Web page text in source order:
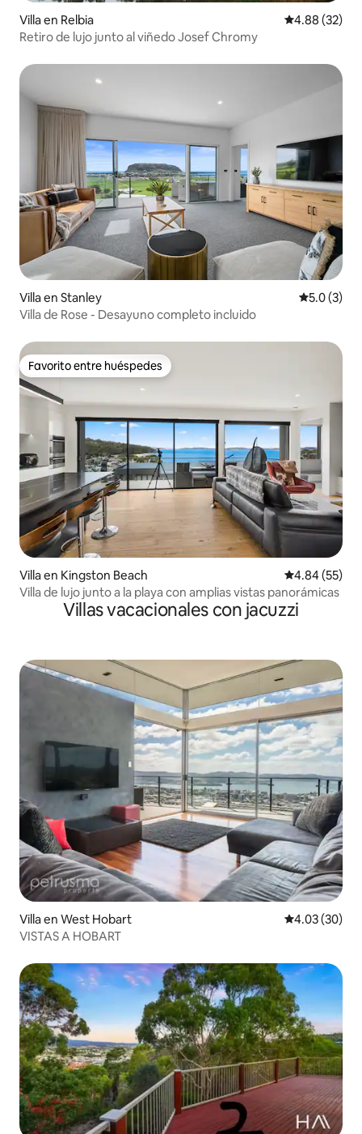
Villa en Relbia Calificación
4.88 (32)
Retiro de lujo junto al viñedo Josef Chromy
Villa en Stanley
5.0 (3)
Villa de Rose - Desayuno completo incluido
Favorito entre huéspedes
Favorito entre huéspedes
Villa en Kingston Beach Calificación
4.84 (55)
Villa de lujo junto a la playa con amplias vistas panorámicas
Villas vacacionales con jacuzzi
Villa en West Hobart Calificación
4.03 (30)
VISTAS A HOBART